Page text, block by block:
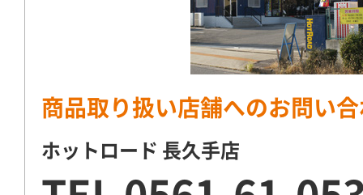
商品取り扱い店舗へのお問い
ホットロード 長久手店